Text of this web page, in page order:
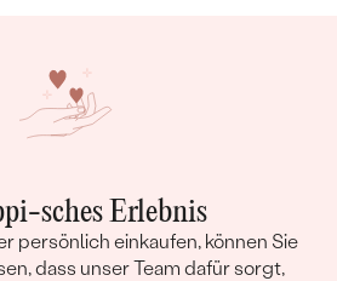
sches Erlebnis
persönlich einkaufen, können Sie
dass unser Team dafür sorgt,